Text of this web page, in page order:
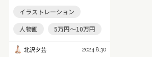
イラストレーション
人物画
5万円～10万円
北沢夕芸 2024.8.30